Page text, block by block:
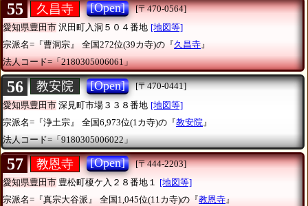
55 久昌寺 [Open]
[〒470-0564]
愛知県豊田市 沢田町入洞５０４番地 [地図等]
宗派名=『曹洞宗』
全国272位(39カ寺)の『久昌寺』
法人コード=「2180305006061」
56 教安院 [Open]
[〒470-0441]
愛知県豊田市 深見町市場３３８番地 [地図等]
宗派名=『浄土宗』
全国6,973位(1カ寺)の『教安院 』
法人コード=「9180305006022」
57 教恩寺 [Open]
[〒444-2203]
愛知県豊田市 豊松町榎ケ入２８番地１ [地図等]
宗派名=『真宗大谷派』
全国1,045位(11カ寺)の『教恩寺』